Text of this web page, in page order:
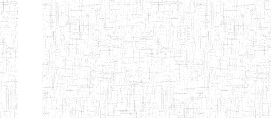
SAINT
ANDREW'S BTTC
28/12/2007 ENIEG
MODEL
INCLUSIVE
BILINGUAL
08/09/2015 ENIEG